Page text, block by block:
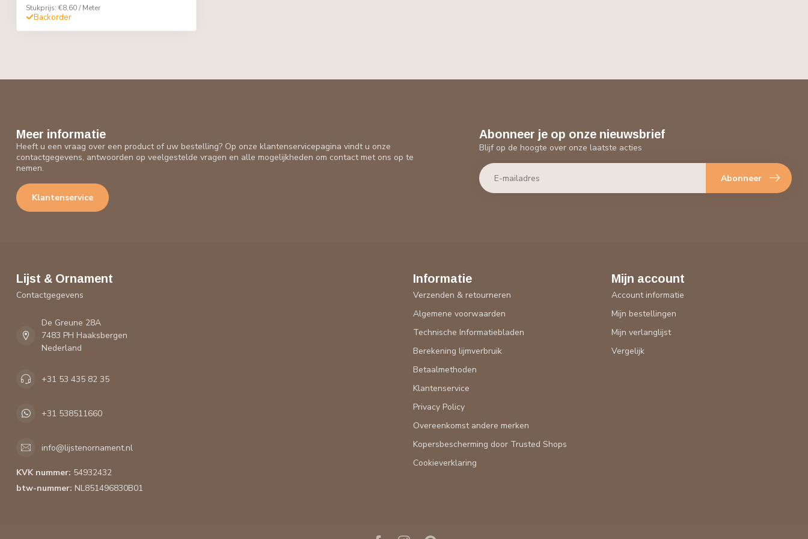
Stukprijs: €8,60 / Meter
Backorder
Meer informatie
Heeft u een vraag over een product of uw bestelling? Op onze klantenservicepagina vindt u onze
contactgegevens, antwoorden op veelgestelde vragen en alle mogelijkheden om contact met ons op te
nemen.
Klantenservice
Abonneer je op onze nieuwsbrief
Blijf op de hoogte over onze laatste acties
Abonneer
Lijst & Ornament
Contactgegevens
De Greune 28A
7483 PH Haaksbergen
Nederland
+31 53 435 82 35
+31 538511660
info@lijstenornament.nl
KVK nummer: 54932432
btw-nummer: NL851496830B01
Informatie
Verzenden & retourneren
Algemene voorwaarden
Technische Informatiebladen
Berekening lijmverbruik
Betaalmethoden
Klantenservice
Privacy Policy
Overeenkomst andere merken
Kopersbescherming door Trusted Shops
Cookieverklaring
Mijn account
Account informatie
Mijn bestellingen
Mijn verlanglijst
Vergelijk